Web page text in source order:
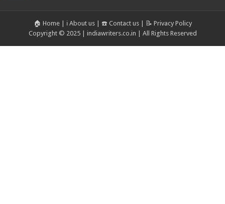
🏠 Home| ℹ️ About us| ☎️ Contact us| 📝 Privacy Policy
Copyright © 2025 | indiawriters.co.in | All Rights Reserved